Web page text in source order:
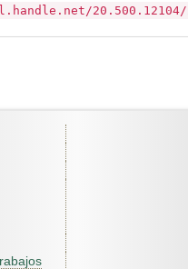
20.500.12104/